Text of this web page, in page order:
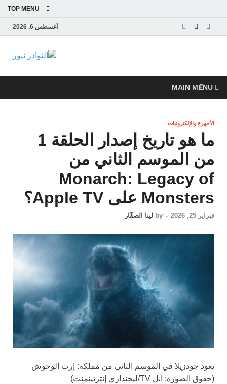
TOP MENU
أغسطس 6, 2026
النوادر
نيوز
مستقل ينقل آخر
MAIN MENU
الأجهزة والإلكترونيات
ما هو تاريخ إصدار الحلقة 1
من الموسم الثاني من
Monarch: Legacy of
Monsters على Apple TV؟
فبراير 25, 2026 -
by لينا الصقّار
يعود جودزيلا في الموسم الثاني من مملكة: إرث الوحوش
(حقوق الصورة: آبل TV/ليجنداري إنترتينمنت)